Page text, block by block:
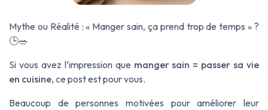
Mythe ou Réalité : « Manger sain, ça prend trop de temps » ?
🕒🥗
Si vous avez l’impression que manger sain = passer sa vie
en cuisine, ce post est pour vous.
Beaucoup de personnes motivées pour améliorer leur